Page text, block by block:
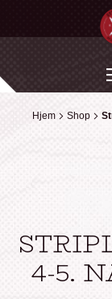
Hjem Shop
Hjem Shop
4-5.